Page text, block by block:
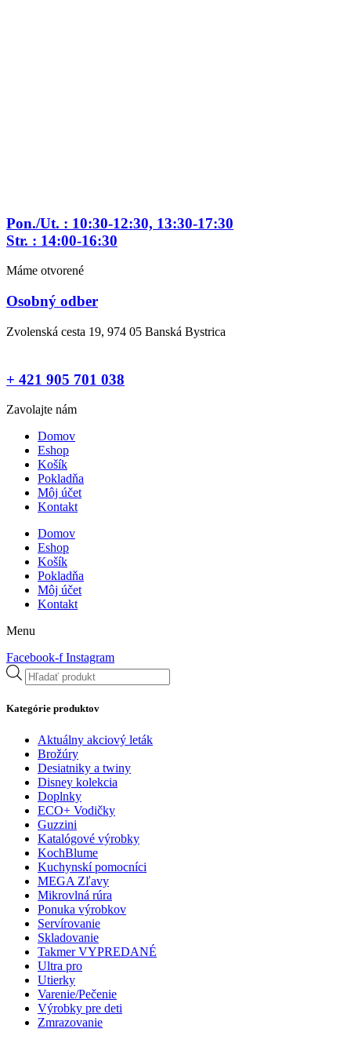
Pon./Ut. : 10:30-12:30, 13:30-17:30
Str. : 14:00-16:30
Máme otvorené
Osobný odber
Zvolenská cesta 19, 974 05 Banská Bystrica
+ 421 905 701 038
Zavolajte nám
Domov
Eshop
Košík
Pokladňa
Môj účet
Kontakt
Domov
Eshop
Košík
Pokladňa
Môj účet
Kontakt
Menu
Facebook-f Instagram
Products
search
Kategórie produktov
Aktuálny akciový leták
Brožúry
Desiatniky a twiny
Disney kolekcia
Doplnky
ECO+ Vodičky
Guzzini
Katalógové výrobky
KochBlume
Kuchynskí pomocníci
MEGA Zľavy
Mikrovlná rúra
Ponuka výrobkov
Servírovanie
Skladovanie
Takmer VYPREDANÉ
Ultra pro
Utierky
Varenie/Pečenie
Výrobky pre deti
Zmrazovanie